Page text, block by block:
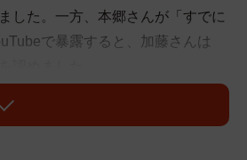
した。一方、本郷さんが「すでに
で暴露すると、加藤さんは
様、関係者の皆様、この度は大変